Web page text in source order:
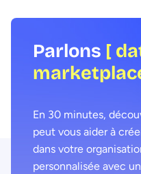
Parlons [
En 30 minutes,
peut vous aider à
dans votre
personnalisée avec